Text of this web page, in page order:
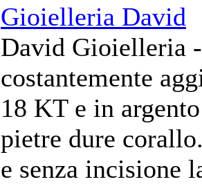
Gioielleria David
David Gioielleria
costantemente
18 KT e in
pietre dure
e senza incisione